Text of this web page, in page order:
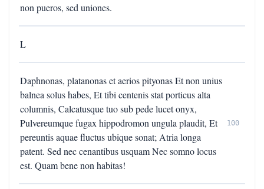
non pueros, sed uniones.
L
Daphnonas, platanonas et aerios pityonas Et non unius
balnea solus habes, Et tibi centenis stat porticus alta
columnis, Calcatusque tuo sub pede lucet onyx,
Pulvereumque fugax hippodromon ungula plaudit, Et
pereuntis aquae fluctus ubique sonat; Atria longa
patent. Sed nec cenantibus usquam Nec somno locus
est. Quam bene non habitas!
100